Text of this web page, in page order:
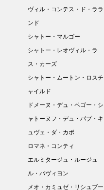
ヴィル・コンテス・ド・ララ
ンド
シャトー・マルゴー
シャトー・レオヴィル・ラ
ス・カーズ
シャトー・ムートン・ロスチ
ャイルド
ドメーヌ・デュ・ペゴー・シ
ャトーヌフ・デュ・パプ・キ
ュヴェ・ダ・カポ
ロマネ・コンティ
エルミタージュ・ルージュ
ル・パヴィヨン
メオ・カミュゼ・リシュブー